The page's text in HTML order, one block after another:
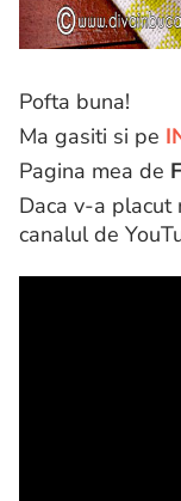
Pofta buna!
Ma gasiti si pe
Pagina mea de
Daca v-a placut
canalul de